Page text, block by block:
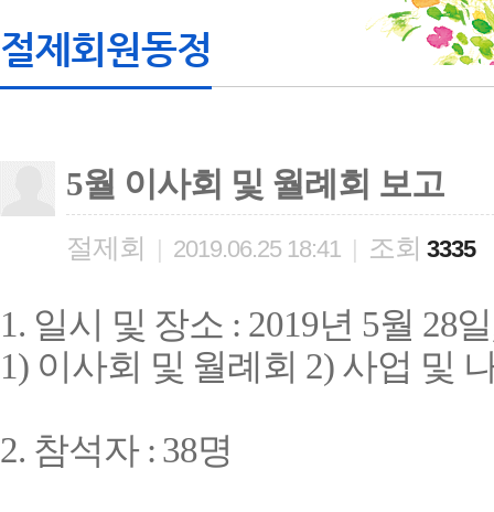
절제회원동정
5월 이사회 및 월례회 보고
절제회 | 2019.06.25 18:41 | 조회 3335
1. 일시 및 장소 : 2019년 5월 28일
1) 이사회 및 월례회 2) 사업 및
2. 참석자 : 38명